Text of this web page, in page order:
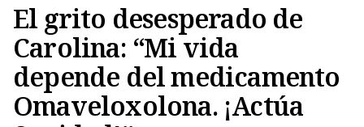
El grito desesperado de
Carolina: “Mi vida
depende del medicamento
Omaveloxolona. ¡Actúa